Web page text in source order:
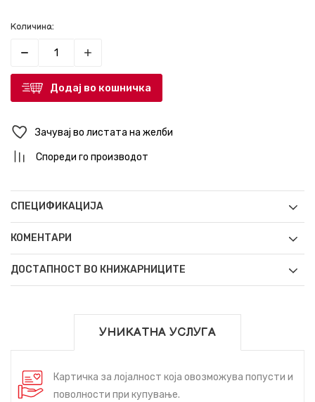
Количина:
Додај во кошничка
Зачувај во листата на желби
Спореди го производот
СПЕЦИФИКАЦИЈА
КОМЕНТАРИ
ДОСТАПНОСТ ВО КНИЖАРНИЦИТЕ
УНИКАТНА УСЛУГА
Картичка за лојалност која овозможува попусти и
поволности при купување.